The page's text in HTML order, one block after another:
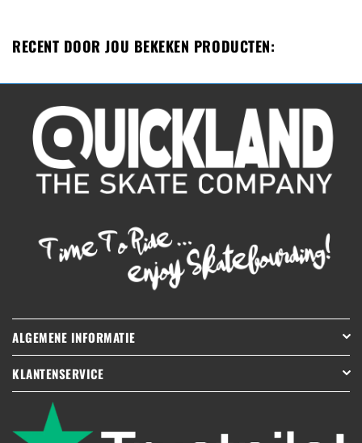
RECENT DOOR JOU BEKEKEN PRODUCTEN:
ALGEMENE INFORMATIE
KLANTENSERVICE